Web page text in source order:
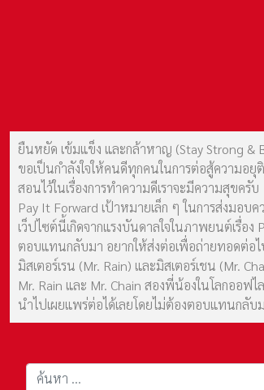
ยืนหยัด เข้มแข็ง และกล้าหาญ (Stay Strong &
ขอเป็นกำลังใจให้คนดีทุกคนในการต่อสู้ความอ
สอนไว้ในเรื่องการทำความดีเราจะมีความสุขครับ
Pay It Forward เป้าหมายเล็ก ๆ ในการส่งมอบ
เว็ปไซต์นี้เกิดจากแรงบันดาลใจในภาพยนต์เรื่อ
ตอบแทนกลับมา อยากให้ส่งต่อเพื่อถ่ายทอดต่อ
มิสเตอร์เรน (Mr. Rain) และมิสเตอร์เชน (Mr.
Mr. Rain และ Mr. Chain สองพี่น้องในโลกออฟ
นำไปเผยแพร่ต่อได้เลยโดยไม่ต้องตอบแทนกลับ
การค้นหา